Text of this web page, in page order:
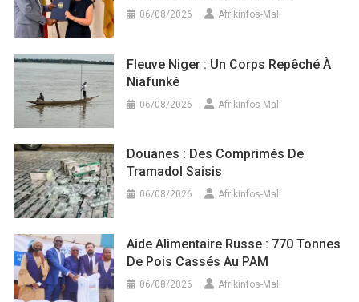
06/08/2026 Afrikinfos-Mali
Fleuve Niger : Un Corps Repêché À
Niafunké
06/08/2026 Afrikinfos-Mali
Douanes : Des Comprimés De
Tramadol Saisis
06/08/2026 Afrikinfos-Mali
Aide Alimentaire Russe : 770 Tonnes
De Pois Cassés Au PAM
06/08/2026 Afrikinfos-Mali